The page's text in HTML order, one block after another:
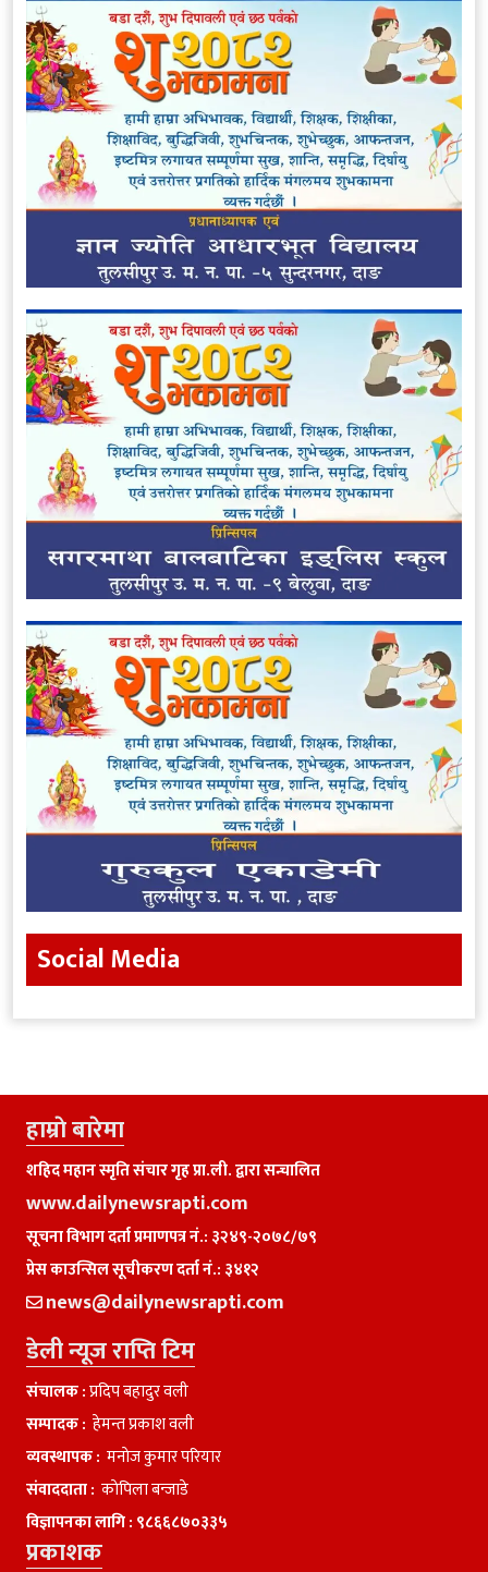
Social Media
हाम्राे बारेमा
शहिद महान स्मृति संचार गृह प्रा.ली. द्वारा सन्चालित
www.dailynewsrapti.com
सूचना विभाग दर्ता प्रमाणपत्र नं.: ३२४९-२०७८/७९
प्रेस काउन्सिल सूचीकरण दर्ता नं.: ३४१२
news@dailynewsrapti.com
डेली न्यूज राप्ति टिम
संचालक :प्रदिप बहादुर वली
सम्पादक : हेमन्त प्रकाश वली
व्यवस्थापक : मनाेज कुमार परियार
संवाददाता : काेपिला बन्जाडे
विज्ञापनका लागि : ९८६६८७०३३५
प्रकाशक